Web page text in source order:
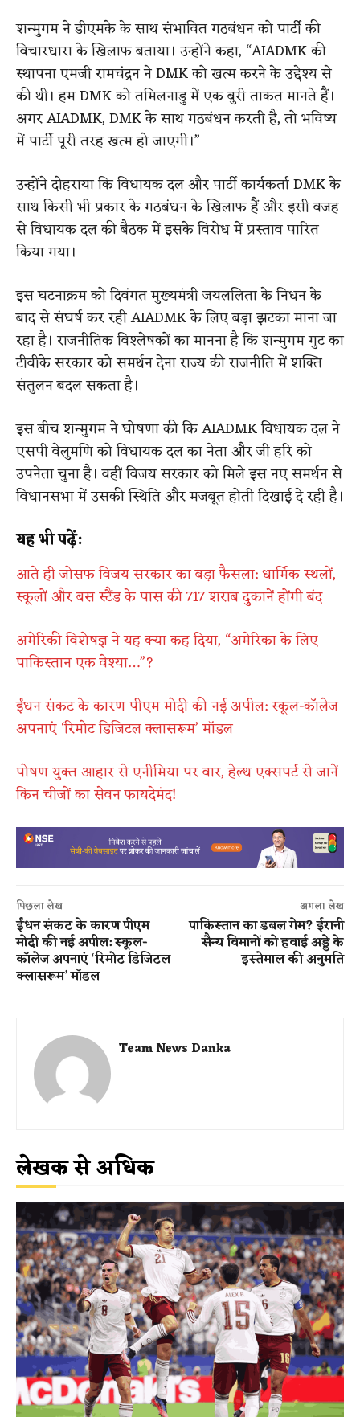
शन्मुगम ने डीएमके के साथ संभावित गठबंधन को पार्टी की
विचारधारा के खिलाफ बताया। उन्होंने कहा, “AIADMK की
स्थापना एमजी रामचंद्रन ने DMK को खत्म करने के उद्देश्य से
की थी। हम DMK को तमिलनाडु में एक बुरी ताकत मानते हैं।
अगर AIADMK, DMK के साथ गठबंधन करती है, तो भविष्य
में पार्टी पूरी तरह खत्म हो जाएगी।”
उन्होंने दोहराया कि विधायक दल और पार्टी कार्यकर्ता DMK के
साथ किसी भी प्रकार के गठबंधन के खिलाफ हैं और इसी वजह
से विधायक दल की बैठक में इसके विरोध में प्रस्ताव पारित
किया गया।
इस घटनाक्रम को दिवंगत मुख्यमंत्री जयललिता के निधन के
बाद से संघर्ष कर रही AIADMK के लिए बड़ा झटका माना जा
रहा है। राजनीतिक विश्लेषकों का मानना है कि शन्मुगम गुट का
टीवीके सरकार को समर्थन देना राज्य की राजनीति में शक्ति
संतुलन बदल सकता है।
इस बीच शन्मुगम ने घोषणा की कि AIADMK विधायक दल ने
एसपी वेलुमणि को विधायक दल का नेता और जी हरि को
उपनेता चुना है। वहीं विजय सरकार को मिले इस नए समर्थन से
विधानसभा में उसकी स्थिति और मजबूत होती दिखाई दे रही है।
यह भी पढ़ें:
आते ही जोसफ विजय सरकार का बड़ा फैसला: धार्मिक स्थलों,
स्कूलों और बस स्टैंड के पास की 717 शराब दुकानें होंगी बंद
अमेरिकी विशेषज्ञ ने यह क्या कह दिया, “अमेरिका के लिए
पाकिस्तान एक वेश्या…”?
ईंधन संकट के कारण पीएम मोदी की नई अपील: स्कूल-कॉलेज
अपनाएं ‘रिमोट डिजिटल क्लासरूम’ मॉडल
पोषण युक्त आहार से एनीमिया पर वार, हेल्थ एक्सपर्ट से जानें
किन चीजों का सेवन फायदेमंद!
पिछला लेख
ईंधन संकट के कारण पीएम
मोदी की नई अपील: स्कूल-
कॉलेज अपनाएं ‘रिमोट डिजिटल
क्लासरूम’ मॉडल
अगला लेख
पाकिस्तान का डबल गेम? ईरानी
सैन्य विमानों को हवाई अड्डे के
इस्तेमाल की अनुमति
Team News Danka
लेखक से अधिक